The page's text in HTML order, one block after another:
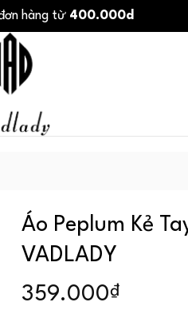
hàng từ 400.000d
Áo Peplum Kẻ
VADLADY
359.000₫